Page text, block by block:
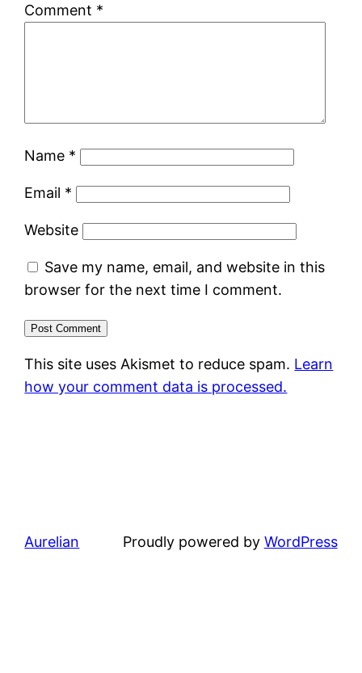
Comment *
Name *
Email *
Website
Save my name, email, and website in this
browser for the next time I comment.
This site uses Akismet to reduce spam. Learn
how your comment data is processed.
Aurelian Proudly powered by WordPress